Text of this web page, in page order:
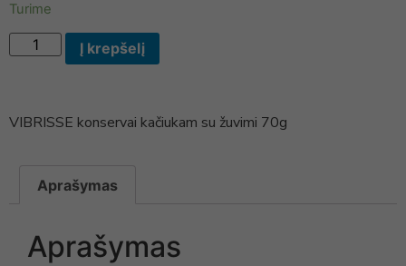
Turime
Į krepšelį
VIBRISSE konservai kačiukam su žuvimi 70g
Aprašymas
Aprašymas